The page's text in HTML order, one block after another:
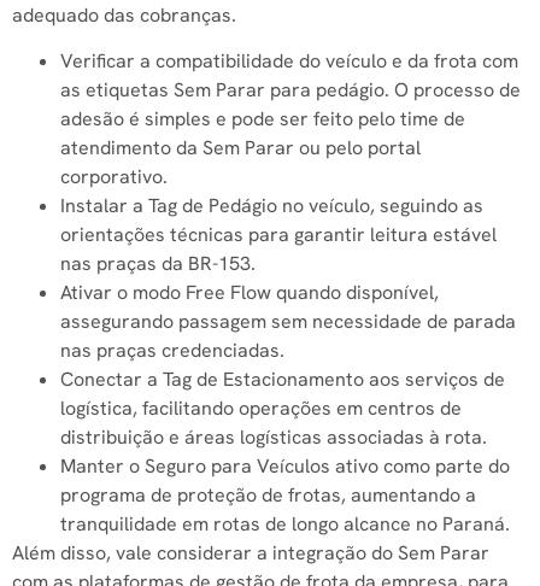
adequado das cobranças.
Verificar a compatibilidade do veículo e da frota com
as etiquetas Sem Parar para pedágio. O processo de
adesão é simples e pode ser feito pelo time de
atendimento da Sem Parar ou pelo portal
corporativo.
Instalar a Tag de Pedágio no veículo, seguindo as
orientações técnicas para garantir leitura estável
nas praças da BR-153.
Ativar o modo Free Flow quando disponível,
assegurando passagem sem necessidade de parada
nas praças credenciadas.
Conectar a Tag de Estacionamento aos serviços de
logística, facilitando operações em centros de
distribuição e áreas logísticas associadas à rota.
Manter o Seguro para Veículos ativo como parte do
programa de proteção de frotas, aumentando a
tranquilidade em rotas de longo alcance no Paraná.
Além disso, vale considerar a integração do Sem Parar